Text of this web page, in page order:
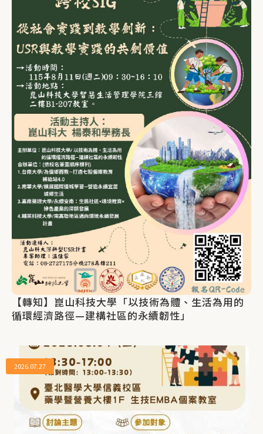
【轉知】崑山科技大學「以技術為體、生活為用的
循環經濟路徑—建構社區的永續韌性」
2026.07.27